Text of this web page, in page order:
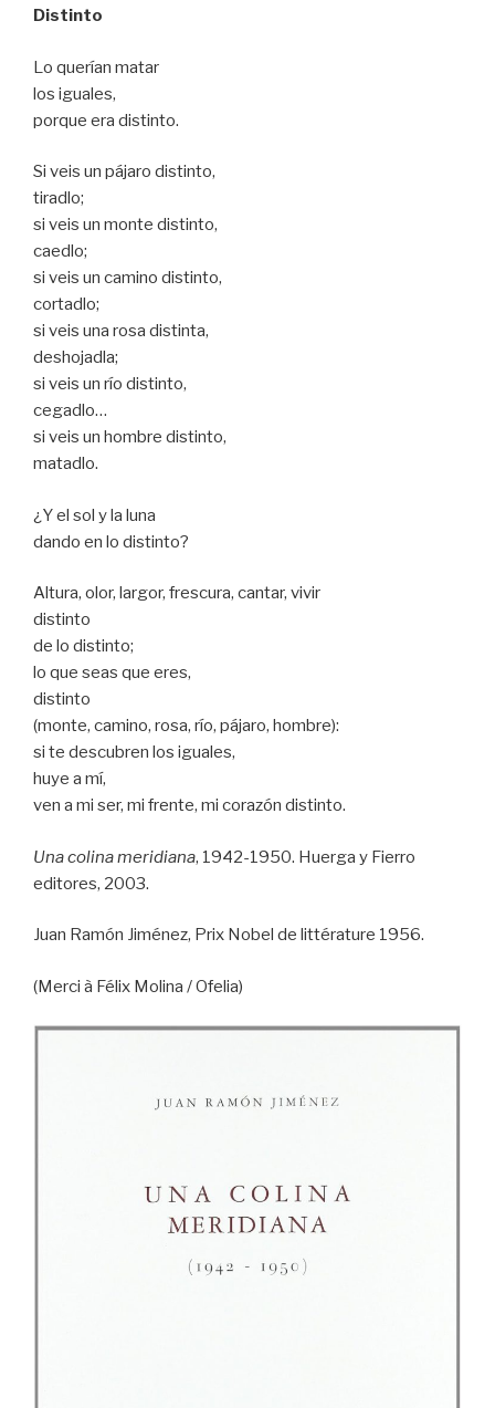
Distinto
Lo querían matar
los iguales,
porque era distinto.
Si veis un pájaro distinto,
tiradlo;
si veis un monte distinto,
caedlo;
si veis un camino distinto,
cortadlo;
si veis una rosa distinta,
deshojadla;
si veis un río distinto,
cegadlo…
si veis un hombre distinto,
matadlo.
¿Y el sol y la luna
dando en lo distinto?
Altura, olor, largor, frescura, cantar, vivir
distinto
de lo distinto;
lo que seas que eres,
distinto
(monte, camino, rosa, río, pájaro, hombre):
si te descubren los iguales,
huye a mí,
ven a mi ser, mi frente, mi corazón distinto.
Una colina meridiana, 1942-1950. Huerga y Fierro
editores, 2003.
Juan Ramón Jiménez, Prix Nobel de littérature 1956.
(Merci à Félix Molina / Ofelia)